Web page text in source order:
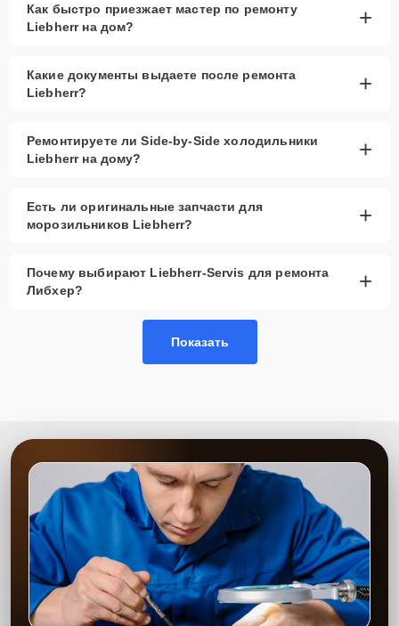
Как быстро приезжает мастер по ремонту
Liebherr на дом?
+
Какие документы выдаете после ремонта
Liebherr?
+
Ремонтируете ли Side-by-Side холодильники
Liebherr на дому?
+
Есть ли оригинальные запчасти для
морозильников Liebherr?
+
Почему выбирают Liebherr-Servis для ремонта
Либхер?
+
Показать